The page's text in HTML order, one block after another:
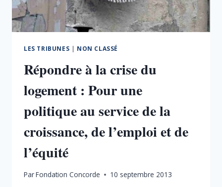
LES TRIBUNES | NON CLASSÉ
Répondre à la crise du
logement : Pour une
politique au service de la
croissance, de l’emploi et de
l’équité
ParFondation Concorde 10 septembre 2013